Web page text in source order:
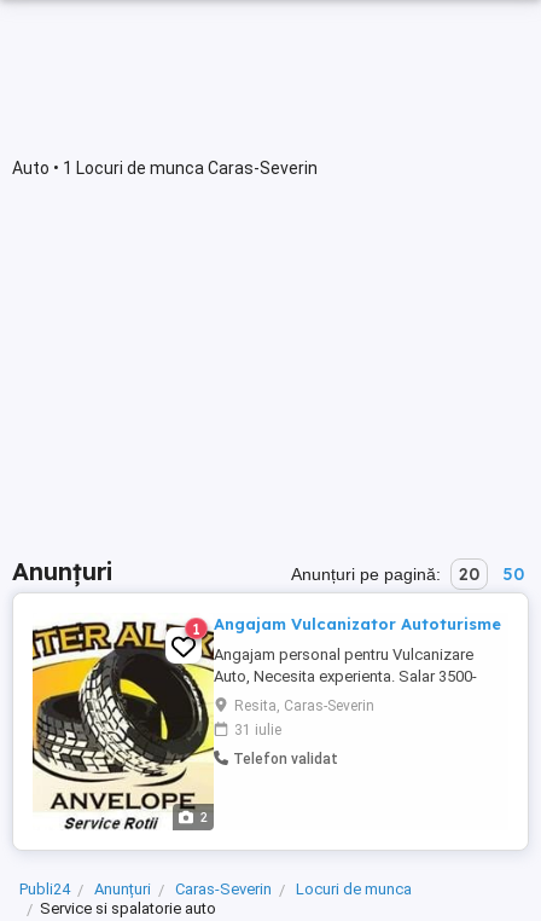
Auto • 1 Locuri de munca Caras-Severin
Anunțuri Anunțuri pe pagină: 20 50
2
1 Angajam Vulcanizator Autoturisme
Angajam personal pentru Vulcanizare
Auto, Necesita experienta. Salar 3500-
5000ron (cash) pentru mai multe informatii
.
Resita, Caras-Severin
31 iulie
Telefon validat
Publi24 Anunțuri Caras-Severin
Locuri de munca
Service si spalatorie auto